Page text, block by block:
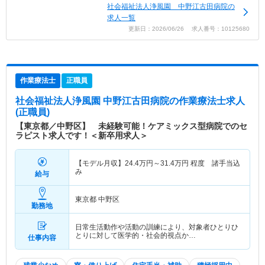
社会福祉法人浄風園 中野江古田病院の
求人一覧
更新日：2026/06/26 求人番号：10125680
作業療法士 正職員
社会福祉法人浄風園 中野江古田病院の作業療法士求人
(正職員)
【東京都／中野区】 未経験可能！ケアミックス型病院でのセ
ラピスト求人です！＜新卒用求人＞
給与
【モデル月収】 24.4万円～31.4万円 程度 諸手当込
み
勤務地
東京都 中野区
仕事内容
日常生活動作や活動の訓練により、対象者ひとりひ
とりに対して医学的・社会的視点か…